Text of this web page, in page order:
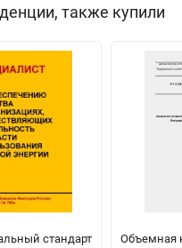
также купили
стандарт
Объемная